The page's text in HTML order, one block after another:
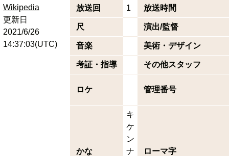
Wikipedia
更新日
2021/6/26
14:37:03(UTC)
放送回 1 放送時間
尺 演出/監督
音楽 美術・デザイン
考証・指導 その他スタッフ
ロケ 管理番号
かな
キ
ケ
ン
ナ
ローマ字